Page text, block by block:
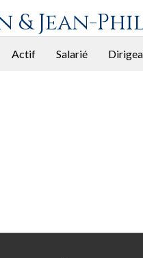
& Jean-
Actif Salarié